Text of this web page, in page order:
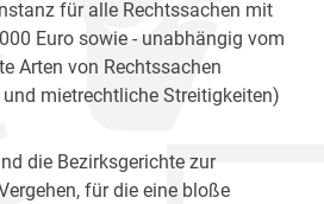
für alle Rechtssachen mit
Euro sowie - unabhängig vom
Arten von Rechtssachen
mietrechtliche Streitigkeiten)
die Bezirksgerichte zur
für die eine bloße